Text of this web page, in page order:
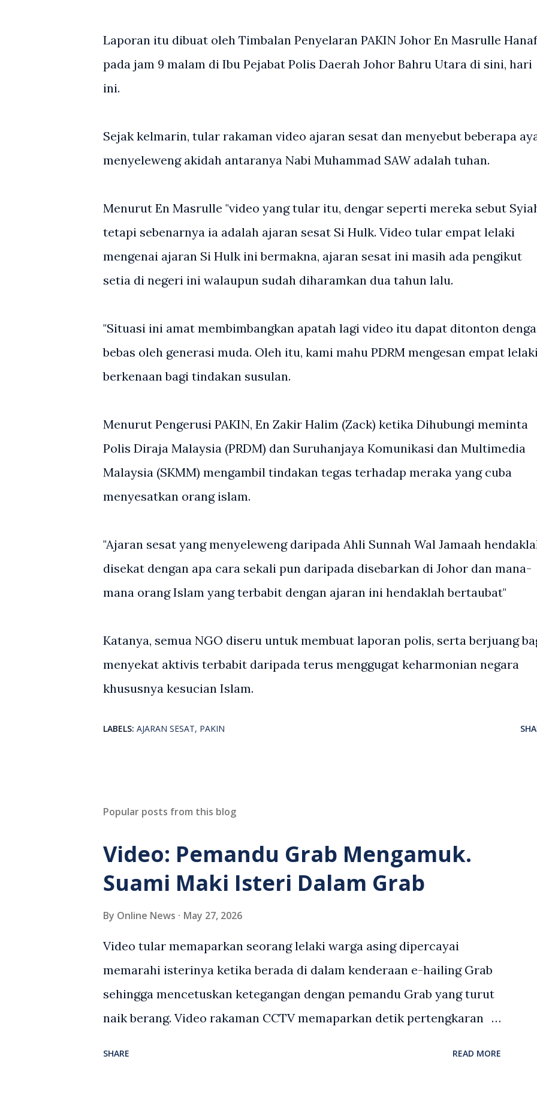
Laporan itu dibuat oleh Timbalan Penyelaran PAKIN Johor En Masrulle
pada jam 9 malam di Ibu Pejabat Polis Daerah Johor Bahru Utara di sini, hari
ini.
Sejak kelmarin, tular rakaman video ajaran sesat dan menyebut beberapa
menyeleweng akidah antaranya Nabi Muhammad SAW adalah tuhan.
Menurut En Masrulle "video yang tular itu, dengar seperti mereka sebut
tetapi sebenarnya ia adalah ajaran sesat Si Hulk. Video tular empat lelaki
mengenai ajaran Si Hulk ini bermakna, ajaran sesat ini masih ada pengikut
setia di negeri ini walaupun sudah diharamkan dua tahun lalu.
"Situasi ini amat membimbangkan apatah lagi video itu dapat ditonton
bebas oleh generasi muda. Oleh itu, kami mahu PDRM mengesan empat
berkenaan bagi tindakan susulan.
Menurut Pengerusi PAKIN, En Zakir Halim (Zack) ketika Dihubungi meminta
Polis Diraja Malaysia (PRDM) dan Suruhanjaya Komunikasi dan Multimedia
Malaysia (SKMM) mengambil tindakan tegas terhadap meraka yang cuba
menyesatkan orang islam.
"Ajaran sesat yang menyeleweng daripada Ahli Sunnah Wal Jamaah
disekat dengan apa cara sekali pun daripada disebarkan di Johor dan mana-
mana orang Islam yang terbabit dengan ajaran ini hendaklah bertaubat"
Katanya, semua NGO diseru untuk membuat laporan polis, serta berjuang
menyekat aktivis terbabit daripada terus menggugat keharmonian negara
khususnya kesucian Islam.
LABELS: AJARAN SESAT PAKIN
Popular posts from this blog
Video: Pemandu Grab Mengamuk.
Suami Maki Isteri Dalam Grab
By Online News May 27, 2026
Video tular memaparkan seorang lelaki warga asing dipercayai
memarahi isterinya ketika berada di dalam kenderaan e-hailing Grab
sehingga mencetuskan ketegangan dengan pemandu Grab yang turut
naik berang. Video rakaman CCTV memaparkan detik pertengkaran
SHARE READ MORE